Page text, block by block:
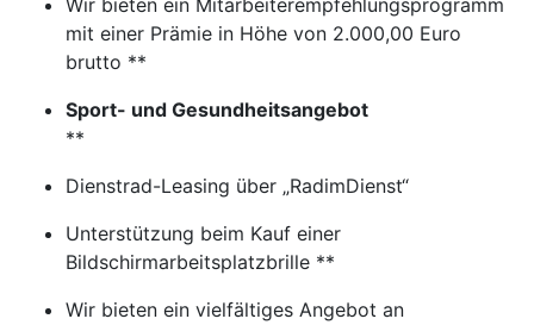
Wir bieten ein Mitarbeiterempfehlungsprogramm
mit einer Prämie in Höhe von 2.000,00 Euro
brutto **
Sport- und Gesundheitsangebot
**
Dienstrad-Leasing über „RadimDienst“
Unterstützung beim Kauf einer
Bildschirmarbeitsplatzbrille **
Wir bieten ein vielfältiges Angebot an